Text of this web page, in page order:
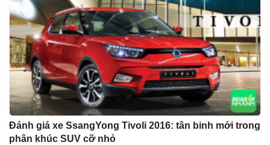
Đánh giá xe SsangYong Tivoli 2016: tân binh mới trong
phân khúc SUV cỡ nhỏ